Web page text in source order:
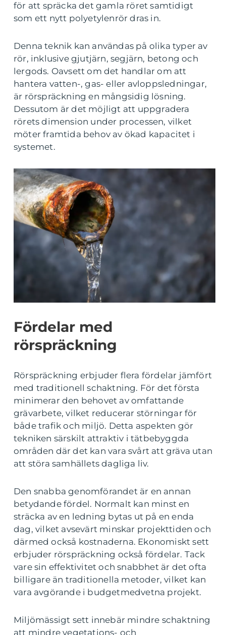
för att spräcka det gamla röret samtidigt
som ett nytt polyetylenrör dras in.
Denna teknik kan användas på olika typer av
rör, inklusive gjutjärn, segjärn, betong och
lergods. Oavsett om det handlar om att
hantera vatten-, gas- eller avloppsledningar,
är rörspräckning en mångsidig lösning.
Dessutom är det möjligt att uppgradera
rörets dimension under processen, vilket
möter framtida behov av ökad kapacitet i
systemet.
Fördelar med
rörspräckning
Rörspräckning erbjuder flera fördelar jämfört
med traditionell schaktning. För det första
minimerar den behovet av omfattande
grävarbete, vilket reducerar störningar för
både trafik och miljö. Detta aspekten gör
tekniken särskilt attraktiv i tätbebyggda
områden där det kan vara svårt att gräva utan
att störa samhällets dagliga liv.
Den snabba genomförandet är en annan
betydande fördel. Normalt kan minst en
sträcka av en ledning bytas ut på en enda
dag, vilket avsevärt minskar projekttiden och
därmed också kostnaderna. Ekonomiskt sett
erbjuder rörspräckning också fördelar. Tack
vare sin effektivitet och snabbhet är det ofta
billigare än traditionella metoder, vilket kan
vara avgörande i budgetmedvetna projekt.
Miljömässigt sett innebär mindre schaktning
att mindre vegetations- och